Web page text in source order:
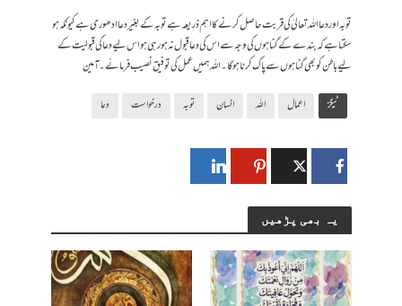
تو بہ اور دعا اللہ تعالیٰ کی قربت حاصل کرنے کا اہم ذریعہ ہے تو بہ کے بغیر دعا ادھوری ہے کیونکہ ہو
سکتا ہے کہ بندے کے گناہوں کی وجہ سے اس کی دعا قبول نہ ہو رہی ہو اس لیے دعا کی قبولیت کے
لیے باطن کو بھی گناہوں سے پاک کرنا ہو گا۔اللہ ہمیں عمل کی توفیق نصیب فرمائے۔آمین
ٹیگز اعمال اللہ انسان توبہ درخواست دعا
یہ بھی پڑھیں